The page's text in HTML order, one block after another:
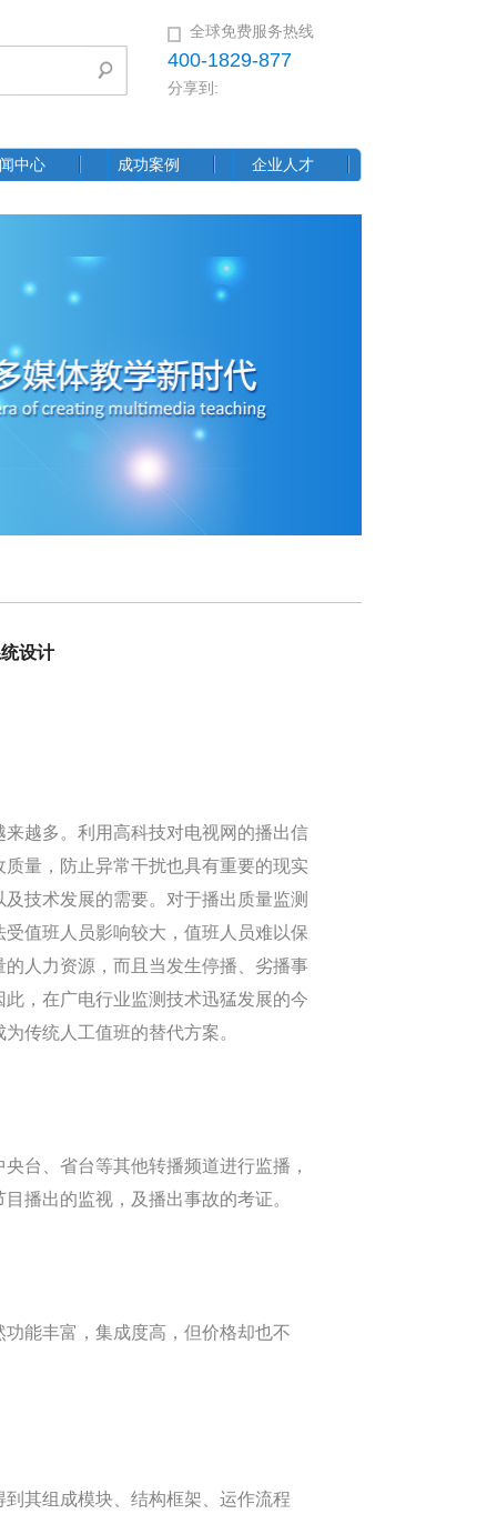
全球免费服务热线
400-1829-877
分享到:
中心 成功案例
企业人才
设计
越多。利用高科技对电视网的播出信
量，防止异常干扰也具有重要的现实
技术发展的需要。对于播出质量监测
值班人员影响较大，值班人员难以保
人力资源，而且当发生停播、劣播事
，在广电行业监测技术迅猛发展的今
传统人工值班的替代方案。
台、省台等其他转播频道进行监播，
播出的监视，及播出事故的考证。
能丰富，集成度高，但价格却也不
其组成模块、结构框架、运作流程